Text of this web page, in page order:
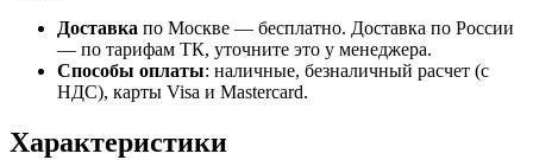
Доставка по Москве — бесплатно. Доставка по России
— по тарифам ТК, уточните это у менеджера.
Способы оплаты: наличные, безналичный расчет (с
НДС), карты Visa и Mastercard.
Характеристики